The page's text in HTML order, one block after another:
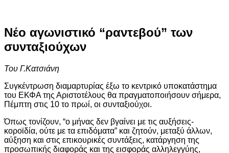
Νέο αγωνιστικό “ραντεβού” των
συνταξιούχων
Του Γ.Κατσιάνη
Συγκέντρωση διαμαρτυρίας έξω το κεντρικό υποκατάστημα
του ΕΚΦΑ της Αριστοτέλους θα πραγματοποιήσουν σήμερα,
Πέμπτη στις 10 το πρωί, οι συνταξιούχοι.
Όπως τονίζουν, “ο μήνας δεν βγαίνει με τις αυξήσεις-
κοροϊδία, ούτε με τα επιδόματα” και ζητούν, μεταξύ άλλων,
αύξηση και στις επικουρικές συντάξεις, κατάργηση της
προσωπικής διαφοράς και της εισφοράς αλληλεγγύης,